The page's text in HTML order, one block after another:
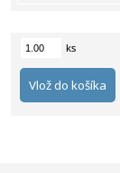
ks
Vlož do košíka